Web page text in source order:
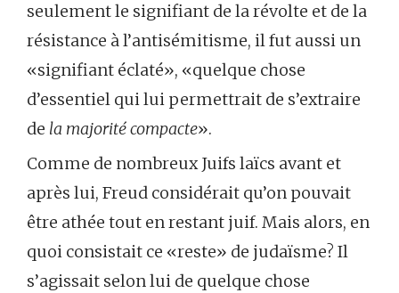
seulement le signifiant de la révolte et de la
résistance à l’antisémitisme, il fut aussi un
«signifiant éclaté», «quelque chose
d’essentiel qui lui permettrait de s’extraire
de la majorité compacte».
Comme de nombreux Juifs laïcs avant et
après lui, Freud considérait qu’on pouvait
être athée tout en restant juif. Mais alors, en
quoi consistait ce «reste» de judaïsme? Il
s’agissait selon lui de quelque chose